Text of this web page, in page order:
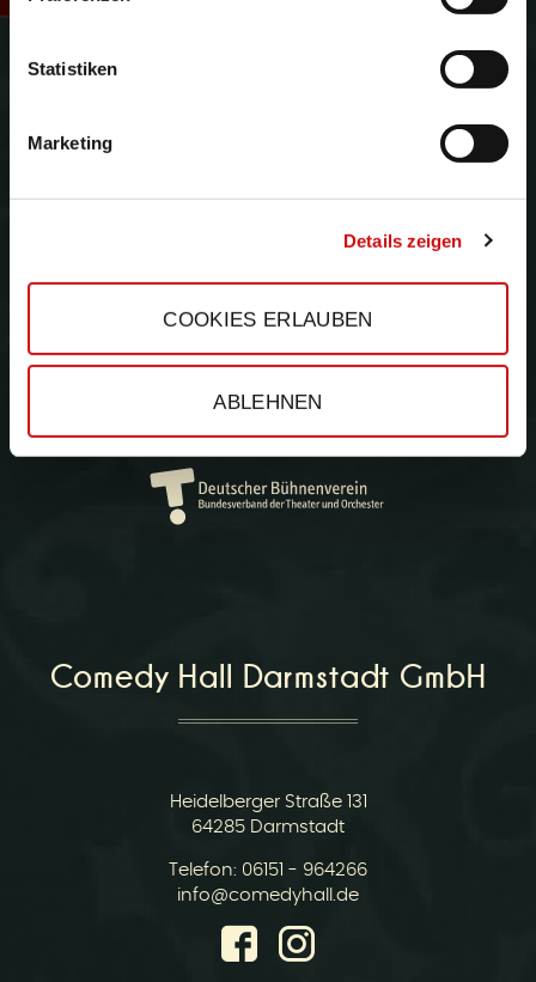
Statistiken
Marketing
Details zeigen
COOKIES ERLAUBEN
ABLEHNEN
e
s
e
Comedy Hall Darmstadt GmbH
Heidelberger Straße 131
64285 Darmstadt
Telefon: 06151 - 964266
E-
info@comedyhall.de